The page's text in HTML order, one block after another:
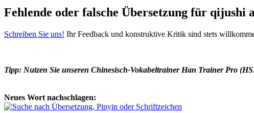
Fehlende oder falsche Übersetzung für qijushi
Schreiben Sie uns! Ihr Feedback und konstruktive Kritik sind stets
Tipp: Nutzen Sie unseren Chinesisch-Vokabeltrainer Han Trainer Pro
Neues Wort nachschlagen: